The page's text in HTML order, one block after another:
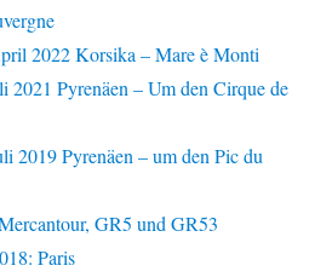
2022 Korsika – Mare è Monti
2021 Pyrenäen – Um den Cirque de
2019 Pyrenäen – um den Pic du
GR5 und GR53
Paris